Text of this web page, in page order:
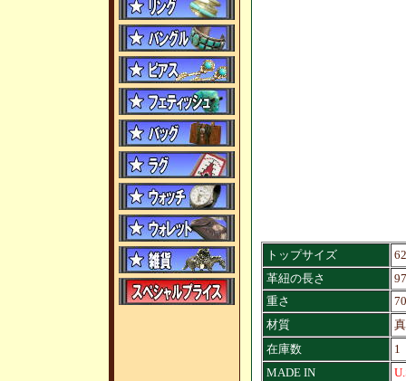
トップサイズ
革紐の長さ
重さ
材質
在庫数
1
MADE IN